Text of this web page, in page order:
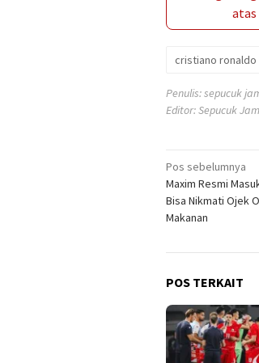
atas
cristiano ronaldo
Penulis: sepucuk
Editor: Sepucuk
Navigasi
pos
Pos sebelumnya
Maxim Resmi
Bisa Nikmati Ojek
Makanan
POS TERKAIT